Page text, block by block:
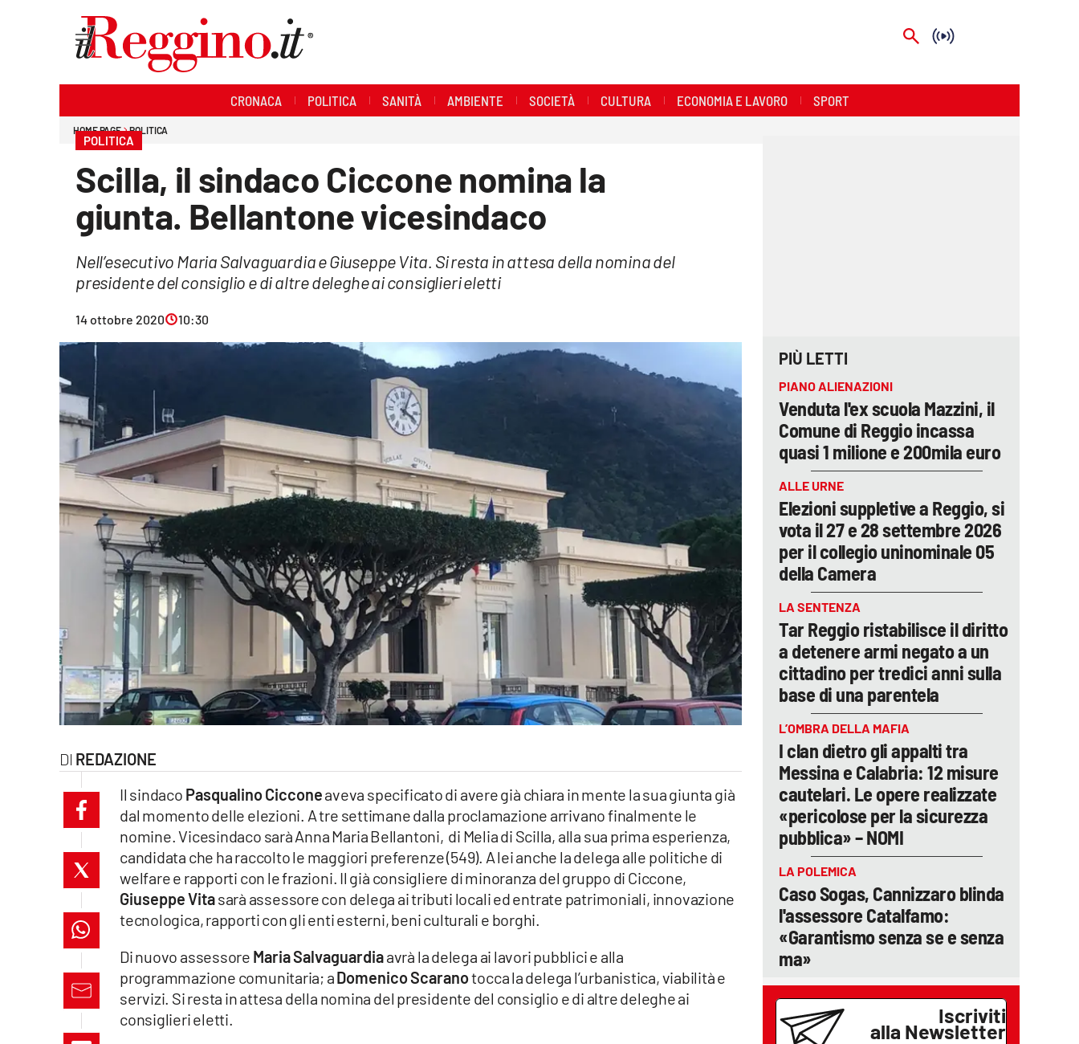
Streaming
Lac Network
cosenzachannel.it
catanzarochannel.it
lacapitalenews.it
CRONACA POLITICA SANITÀ AMBIENTE SOCIETÀ CULTURA ECONOMIA E LAVORO SPORT
HOME PAGE POLITICA
POLITICA
Scilla, il sindaco Ciccone nomina la
giunta. Bellantone vicesindaco
Nell’esecutivo Maria Salvaguardia e Giuseppe Vita. Si resta in attesa della nomina del
presidente del consiglio e di altre deleghe ai consiglieri eletti
14 ottobre 2020 10:30
REDAZIONE
Il sindaco Pasqualino Cicconeaveva specificato di avere già chiara in mente la sua giunta già
dal momento delle elezioni. A tre settimane dalla proclamazione arrivano finalmente le
nomine. Vicesindaco sarà Anna Maria Bellantoni, di Melia di Scilla, alla sua prima esperienza,
candidata che ha raccolto le maggiori preferenze (549). A lei anche la delega alle politiche di
welfare e rapporti con le frazioni. Il già consigliere di minoranza del gruppo di Ciccone,
Giuseppe Vitasarà assessore con delega ai tributi locali ed entrate patrimoniali, innovazione
tecnologica, rapporti con gli enti esterni, beni culturali e borghi.
Di nuovo assessore Maria Salvaguardiaavrà la delega ai lavori pubblici e alla
programmazione comunitaria; aDomenico Scaranotocca la delega l’urbanistica, viabilità e
servizi. Si resta in attesa della nomina del presidente del consiglio e di altre deleghe ai
consiglieri eletti.
PIÙ LETTI
PIANO ALIENAZIONI
Venduta l'ex scuola Mazzini, il
Comune di Reggio incassa
quasi 1 milione e 200mila euro
ALLE URNE
Elezioni suppletive a Reggio, si
vota il 27 e 28 settembre 2026
per il collegio uninominale 05
della Camera
LA SENTENZA
Tar Reggio ristabilisce il diritto
a detenere armi negato a un
cittadino per tredici anni sulla
base di una parentela
L’OMBRA DELLA MAFIA
I clan dietro gli appalti tra
Messina e Calabria: 12 misure
cautelari. Le opere realizzate
«pericolose per la sicurezza
pubblica» – NOMI
LA POLEMICA
Caso Sogas, Cannizzaro blinda
l'assessore Catalfamo:
«Garantismo senza se e senza
ma»
Iscriviti
alla Newsletter